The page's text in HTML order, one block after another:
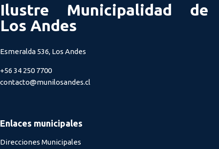
Ilustre Municipalidad de
Los Andes
Esmeralda 536, Los Andes
+56 34 250 7700
contacto@munilosandes.cl
Enlaces municipales
Direcciones Municipales